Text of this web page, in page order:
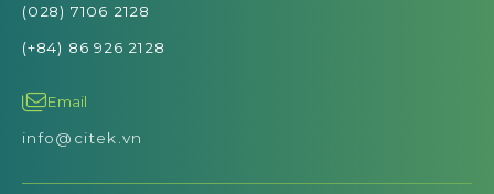
(028) 7106 2128
(+84) 86 926 2128
Email
info@citek.vn